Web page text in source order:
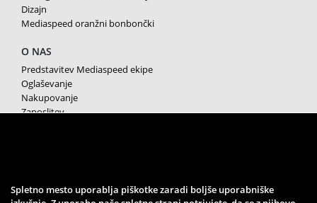
Dizajn
Mediaspeed oranžni bonbončki
O NAS
Predstavitev Mediaspeed ekipe
Oglaševanje
Nakupovanje
Zaposlitev
SPREMLJAJTE NAS
Spletno mesto uporablja piškotke zaradi boljše uporabniške